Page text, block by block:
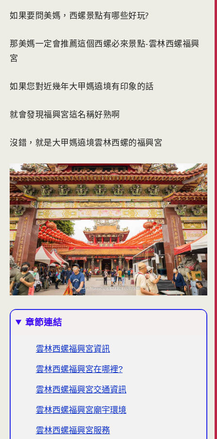
如果要問美媽，西螺景點有哪些好玩?
那美媽一定會推薦這個西螺必來景點-雲林西螺福興
宮
如果您對近幾年大甲媽遶境有印象的話
就會發現福興宮這名稱好熟啊
沒錯，就是大甲媽遶境雲林西螺的福興宮
章節連結
雲林西螺福興宮資訊
雲林西螺福興宮在哪裡?
雲林西螺福興宮交通資訊
雲林西螺福興宮廟宇環境
雲林西螺福興宮服務